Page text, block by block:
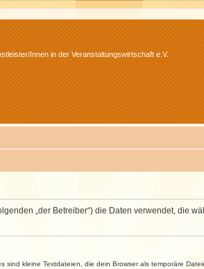
Innen in der Veranstaltungswirtschaft e.V.
„der Betreiber“) die Daten verwendet, die
kleine Textdateien, die dein Browser als temporäre